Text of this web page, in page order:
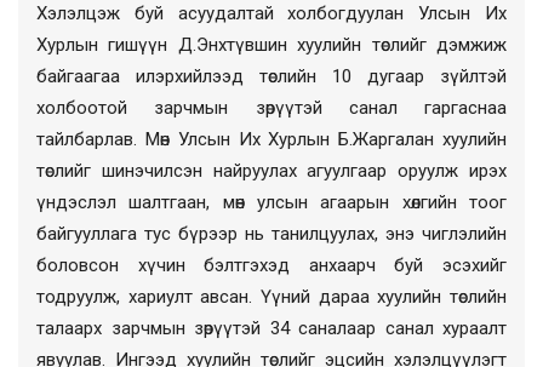
Хэлэлцэж буй асуудалтай холбогдуулан Улсын Их
Хурлын гишүүн Д.Энхтүвшин хуулийн төслийг дэмжиж
байгаагаа илэрхийлээд төслийн 10 дугаар зүйлтэй
холбоотой зарчмын зөрүүтэй санал гаргаснаа
тайлбарлав. Мөн Улсын Их Хурлын Б.Жаргалан хуулийн
төслийг шинэчилсэн найруулах агуулгаар оруулж ирэх
үндэслэл шалтгаан, мөн улсын агаарын хөлгийн тоог
байгууллага тус бүрээр нь танилцуулах, энэ чиглэлийн
боловсон хүчин бэлтгэхэд анхаарч буй эсэхийг
тодруулж, хариулт авсан. Үүний дараа хуулийн төслийн
талаарх зарчмын зөрүүтэй 34 саналаар санал хураалт
явуулав. Ингээд хуулийн төслийг эцсийн хэлэлцүүлэгт